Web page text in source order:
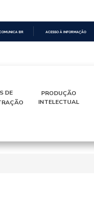
BR ACESSO À INFORMAÇÃO
DE
PRODUÇÃO
INTELECTUAL